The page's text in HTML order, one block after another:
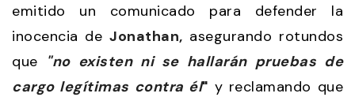
emitido un comunicado para defender la
inocencia de Jonathan, asegurando rotundos
que "no existen ni se hallarán pruebas de
cargo legítimas contra él" y reclamando que